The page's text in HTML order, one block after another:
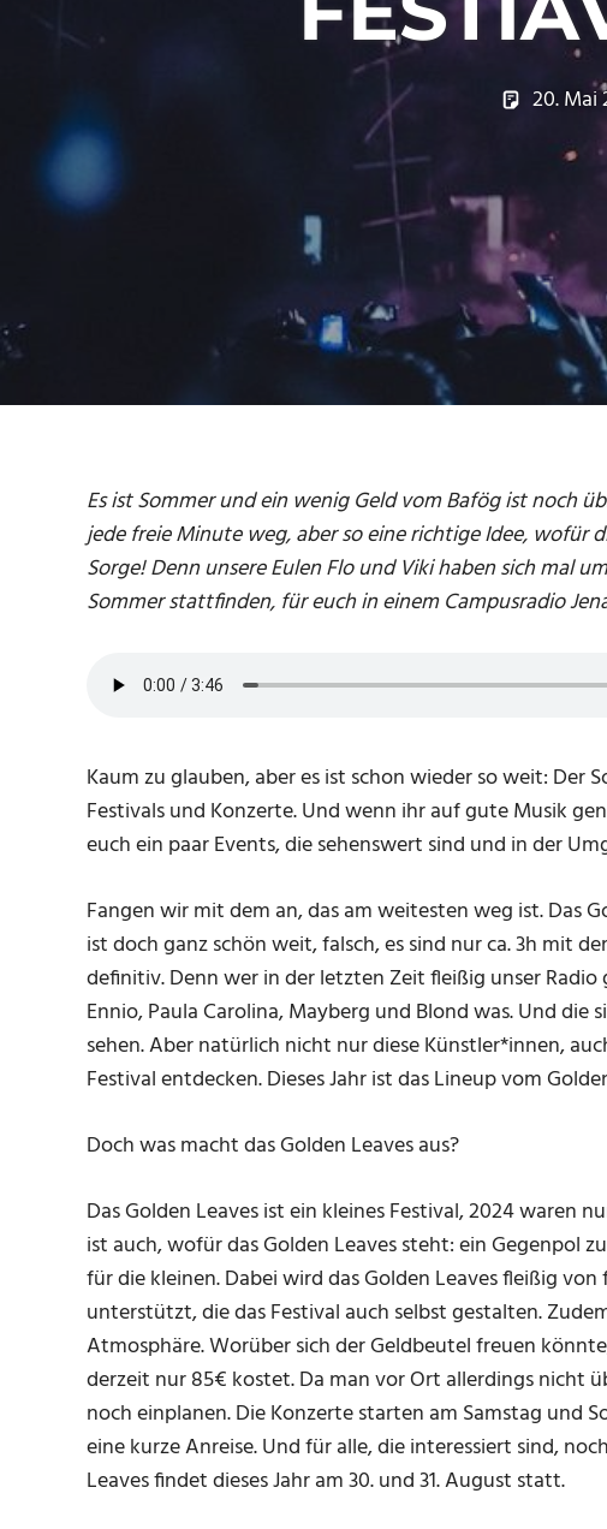
20. Mai
Es ist Sommer und ein wenig Geld vom Bafög ist noch
jede freie Minute weg, aber so eine richtige Idee, wofür
Sorge! Denn unsere Eulen Flo und Viki haben sich mal
Sommer stattfinden, für euch in einem Campusradio
Kaum zu glauben, aber es ist schon wieder so weit: Der
Festivals und Konzerte. Und wenn ihr auf gute Musik
euch ein paar Events, die sehenswert sind und in der
Fangen wir mit dem an, das am weitesten weg ist. Das
ist doch ganz schön weit, falsch, es sind nur ca. 3h mit
definitiv. Denn wer in der letzten Zeit fleißig unser
Ennio, Paula Carolina, Mayberg und Blond was. Und die
sehen. Aber natürlich nicht nur diese Künstler*innen,
Festival entdecken. Dieses Jahr ist das Lineup vom
Doch was macht das Golden Leaves aus?
Das Golden Leaves ist ein kleines Festival, 2024 waren
ist auch, wofür das Golden Leaves steht: ein Gegenpol
für die kleinen. Dabei wird das Golden Leaves fleißig
unterstützt, die das Festival auch selbst gestalten.
Atmosphäre. Worüber sich der Geldbeutel freuen
derzeit nur 85€ kostet. Da man vor Ort allerdings nicht
noch einplanen. Die Konzerte starten am Samstag und
eine kurze Anreise. Und für alle, die interessiert sind,
Leaves findet dieses Jahr am 30. und 31. August statt.